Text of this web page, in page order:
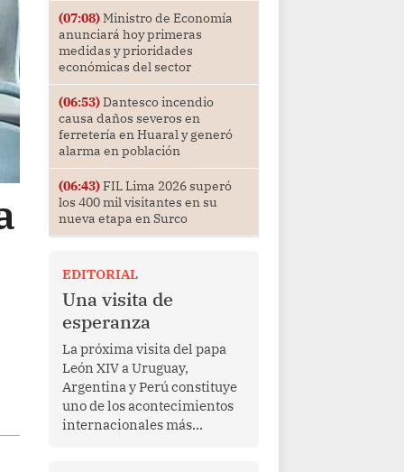
(07:08)Ministro de Economía
anunciará hoy primeras
medidas y prioridades
económicas del sector
(06:53)Dantesco incendio
causa daños severos en
ferretería en Huaral y generó
alarma en población
(06:43)FIL Lima 2026 superó
los 400 mil visitantes en su
nueva etapa en Surco
EDITORIAL
Una visita de
esperanza
La próxima visita del papa
León XIV a Uruguay,
Argentina y Perú constituye
uno de los acontecimientos
internacionales más